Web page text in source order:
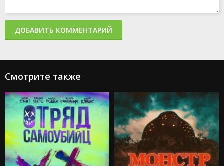
ДОБАВИТЬ КОММЕНТАРИЙ
Смотрите также